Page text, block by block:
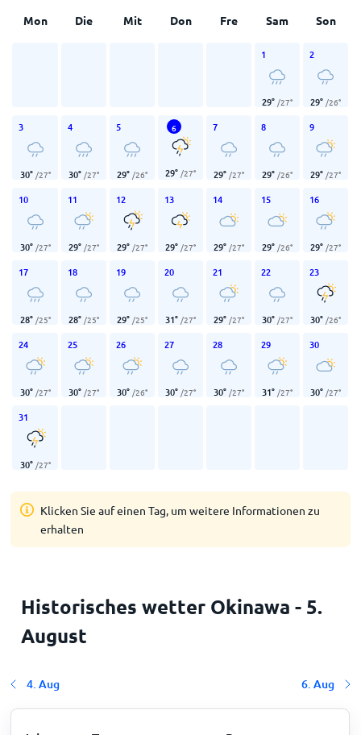
Mon Die Mit Don Fre Sam Son
1
29° /27°
2
29° /26°
3
30° /27°
4
30° /27°
5
29° /26°
6
29° /27°
7
29° /27°
8
29° /26°
9
29° /27°
10
30° /27°
11
29° /27°
12
29° /27°
13
29° /27°
14
29° /27°
15
29° /26°
16
29° /27°
17
28° /25°
18
28° /25°
19
29° /25°
20
31° /27°
21
29° /27°
22
30° /27°
23
30° /26°
24
30° /27°
25
30° /27°
26
30° /26°
27
30° /27°
28
30° /27°
29
31° /27°
30
30° /27°
31
30° /27°
Klicken Sie auf einen Tag, um weitere Informationen zu
erhalten
Historisches wetter Okinawa - 5.
August
4. Aug 6. Aug